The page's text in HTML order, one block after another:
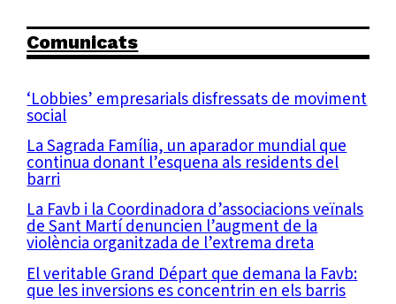
Comunicats
‘Lobbies’ empresarials disfressats de moviment
social
La Sagrada Família, un aparador mundial que
continua donant l’esquena als residents del
barri
La Favb i la Coordinadora d’associacions veïnals
de Sant Martí denuncien l’augment de la
violència organitzada de l’extrema dreta
El veritable Grand Départ que demana la Favb:
que les inversions es concentrin en els barris